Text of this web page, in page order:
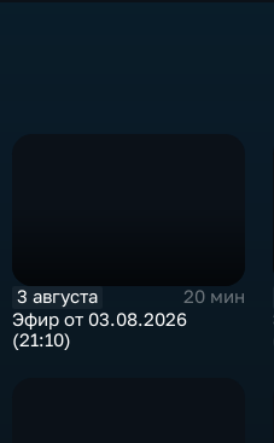
3 августа
20 мин
Эфир от 03.08.2026
(21:10)